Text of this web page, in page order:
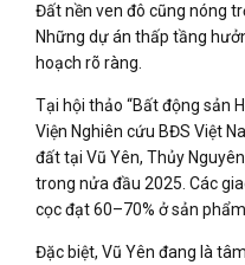
Đất nền ven đô cũng nóng
Những dự án thấp tầng
hoạch rõ ràng.
Tại hội thảo “Bất động sản
Viện Nghiên cứu BĐS Việt
đất tại Vũ Yên, Thủy
trong nửa đầu 2025. Các
cọc đạt 60–70% ở sản
Đặc biệt, Vũ Yên đang là